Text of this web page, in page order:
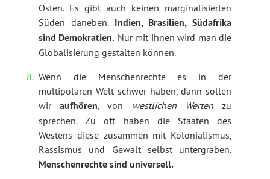
Osten. Es gibt auch keinen marginalisierten
Süden daneben. Indien, Brasilien, Südafrika
sind Demokratien. Nur mit ihnen wird man die
Globalisierung gestalten können.
Wenn die Menschenrechte es in der
multipolaren Welt schwer haben, dann sollen
wiraufhören , von westlichen Wertenzu
sprechen. Zu oft haben die Staaten des
Westens diese zusammen mit Kolonialismus,
Rassismus und Gewalt selbst untergraben.
Menschenrechte sind universell.